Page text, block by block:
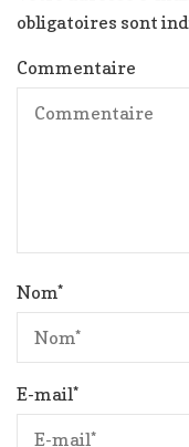
obligatoires sont
Commentaire
Nom*
E-mail*